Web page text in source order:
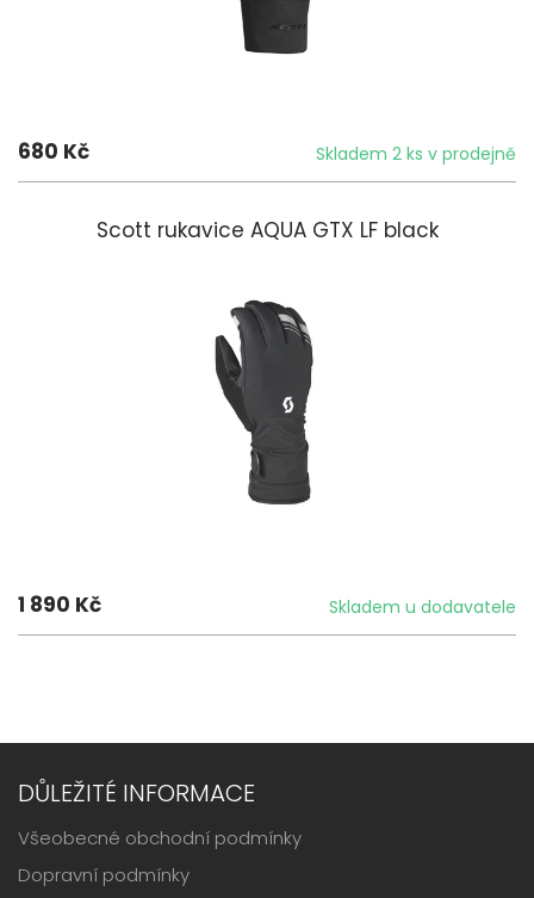
680 Kč Skladem 2 ks v prodejně
Scott rukavice AQUA GTX LF black
1 890 Kč Skladem u dodavatele
DŮLEŽITÉ INFORMACE
Všeobecné obchodní podmínky
Dopravní podmínky